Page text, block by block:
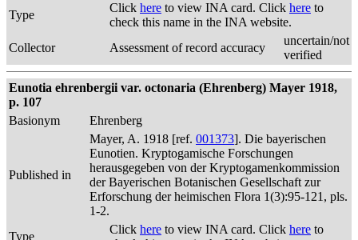
Type
Click here to view INA card. Click here to
check this name in the INA website.
Collector
Assessment of record accuracy
uncertain/not
verified
Eunotia ehrenbergii var. octonaria (Ehrenberg) Mayer 1918,
p. 107
Basionym
Ehrenberg
Published in
Mayer, A. 1918 [ref. 001373]. Die bayerischen
Eunotien. Kryptogamische Forschungen
herausgegeben von der Kryptogamenkommission
der Bayerischen Botanischen Gesellschaft zur
Erforschung der heimischen Flora 1(3):95-121, pls.
1-2.
Type
Click here to view INA card. Click here to